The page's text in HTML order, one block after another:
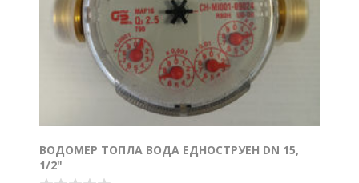
ВОДОМЕР ТОПЛА ВОДА ЕДНОСТРУЕН DN 15,
1/2"